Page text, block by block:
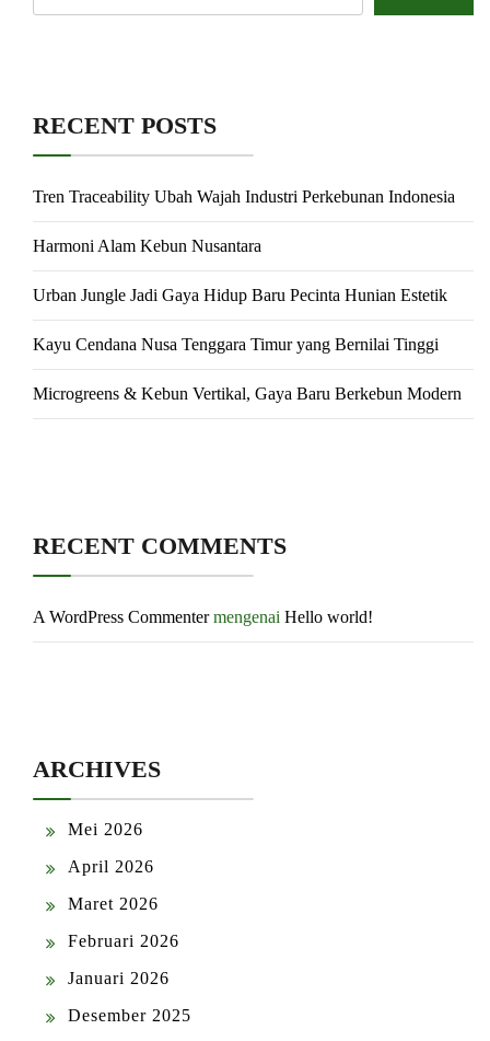
RECENT POSTS
Tren Traceability Ubah Wajah Industri Perkebunan Indonesia
Harmoni Alam Kebun Nusantara
Urban Jungle Jadi Gaya Hidup Baru Pecinta Hunian Estetik
Kayu Cendana Nusa Tenggara Timur yang Bernilai Tinggi
Microgreens & Kebun Vertikal, Gaya Baru Berkebun Modern
RECENT COMMENTS
A WordPress Commentermengenai Hello world!
ARCHIVES
Mei 2026
April 2026
Maret 2026
Februari 2026
Januari 2026
Desember 2025